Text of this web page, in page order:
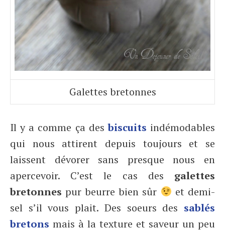
Galettes bretonnes
Il y a comme ça desbiscuits indémodables
qui nous attirent depuis toujours et se
laissent dévorer sans presque nous en
apercevoir. C’est le cas des galettes
bretonnes pur beurre bien sûr
et demi-
sel s’il vous plait. Des soeurs des sablés
bretons mais à la texture et saveur un peu